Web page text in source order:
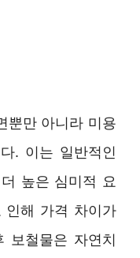
뿐만 아니라 미용
. 이는 일반적인
높은 심미적 요
인해 가격 차이가
보철물은 자연치